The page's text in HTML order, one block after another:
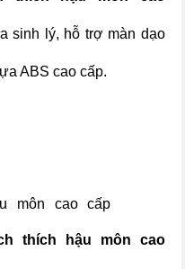
sinh lý, hỗ trợ màn dạo
ABS cao cấp.
thích hậu môn cao